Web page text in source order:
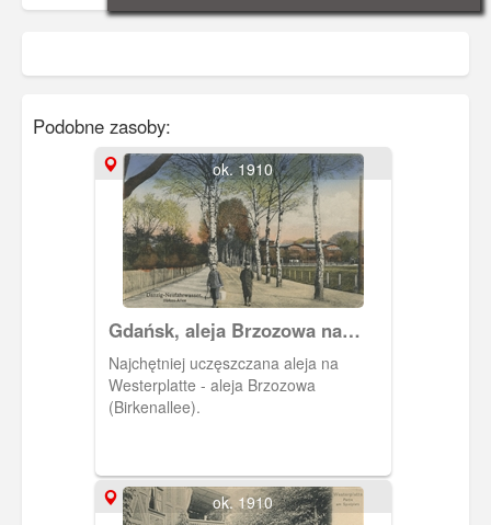
Podobne zasoby:
ok. 1910
Gdańsk, aleja Brzozowa na
Westerplatte
Najchętniej uczęszczana aleja na
Westerplatte - aleja Brzozowa
(Birkenallee).
ok. 1910